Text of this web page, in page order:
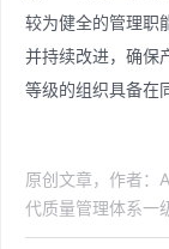
较为健全的管理职
并持续改进，确保
等级的组织具备在
原创文章，作者：
代质量管理体系一